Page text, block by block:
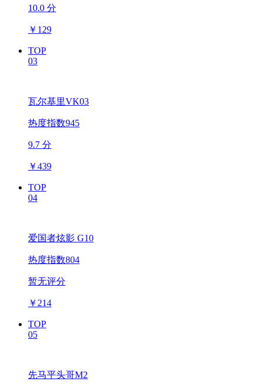
10.0 分
￥ 129
TOP
03
瓦尔基里VK03
热度指数945
9.7 分
￥439
TOP
04
爱国者炫影 G10
热度指数804
暂无评分
￥ 214
TOP
05
先马平头哥M2